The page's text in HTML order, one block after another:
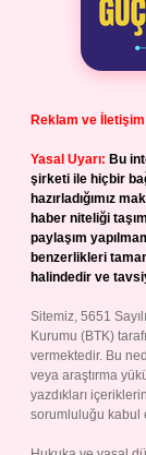
Reklam ve
Yasal Uyarı: Bu
şirketi ile hiçbir
hazırladığımız
haber niteliği
paylaşım
benzerlikleri
halindedir ve
Sitemiz, 5651
Kurumu (BTK)
vermektedir. Bu
veya araştırma
yazdıkları
sorumluluğu kabul